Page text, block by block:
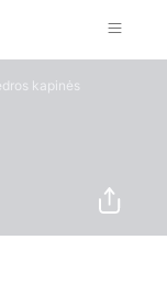
kapinės